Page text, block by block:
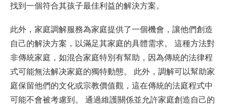
找到一個符合其孩子最佳利益的解決方案。
此外，家庭調解服務為家庭提供了一個機會，讓他們創造
自己的解決方案，以滿足其家庭的具體需求。 這種方法對
非傳統家庭，如混合家庭特別有幫助，因為傳統的法律程
式可能無法解决家庭的獨特動態。 此外，調解可以幫助家
庭保留他們的文化或宗教價值觀，這在傳統的法庭程式中
可能不會被考慮到。 通過維護關係並允許家庭創造自己的